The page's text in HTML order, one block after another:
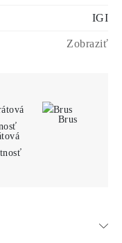
IGI
Zobraziť
Brus